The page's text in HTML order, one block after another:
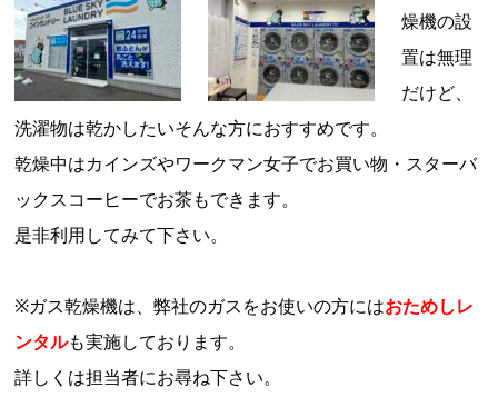
燥機の設
置は無理
だけど、
洗濯物は乾かしたいそんな方におすすめです。
乾燥中はカインズやワークマン女子でお買い物・スターバ
ックスコーヒーでお茶もできます。
是非利用してみて下さい。
※ガス乾燥機は、弊社のガスをお使いの方にはおためしレ
ンタルも実施しております。
詳しくは担当者にお尋ね下さい。